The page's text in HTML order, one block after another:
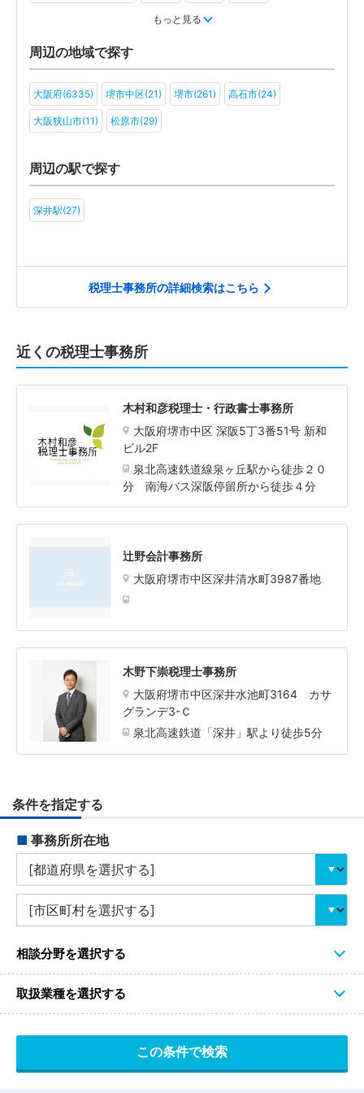
医療法人(2) ＮＰＯ法人(2)
もっと見る
周辺の地域で探す
大阪府(6335) 堺市中区(21) 堺市(261) 高石市(24)
大阪狭山市(11) 松原市(29)
周辺の駅で探す
深井駅(27)
税理士事務所の詳細検索はこちら
近くの税理士事務所
木村和彦税理士・行政書士事務所
大阪府堺市中区 深阪5丁3番51号 新和
ビル2F
泉北高速鉄道線泉ヶ丘駅から徒歩２０
分 南海バス深阪停留所から徒歩４分
辻野会計事務所
大阪府堺市中区深井清水町3987番地
木野下崇税理士事務所
大阪府堺市中区深井水池町3164 カサ
グランデ3-Ｃ
泉北高速鉄道「深井」駅より徒歩5分
条件を指定する
■ 事務所所在地
相談分野を選択する
取扱業種を選択する